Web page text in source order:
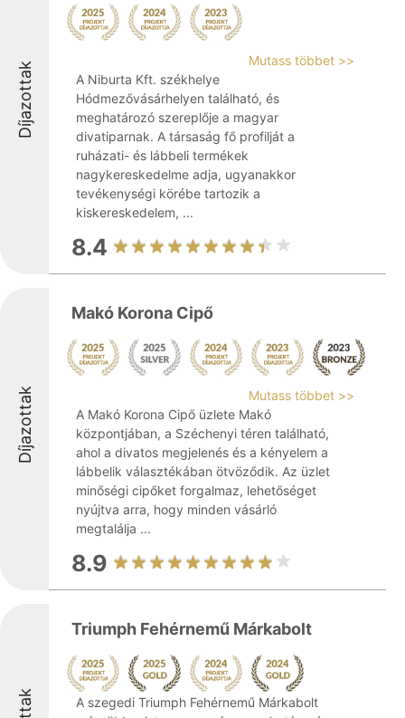
Díjazottak
Mutass többet >>
A Niburta Kft. székhelye
Hódmezővásárhelyen található, és
meghatározó szereplője a magyar
divatiparnak. A társaság fő profilját a
ruházati- és lábbeli termékek
nagykereskedelme adja, ugyanakkor
tevékenységi körébe tartozik a
kiskereskedelem, ...
8.4
Díjazottak
Makó Korona Cipő
Mutass többet >>
A Makó Korona Cipő üzlete Makó
központjában, a Széchenyi téren található,
ahol a divatos megjelenés és a kényelem a
lábbelik választékában ötvöződik. Az üzlet
minőségi cipőket forgalmaz, lehetőséget
nyújtva arra, hogy minden vásárló
megtalálja ...
8.9
Triumph Fehérnemű Márkabolt
A szegedi Triumph Fehérnemű Márkabolt